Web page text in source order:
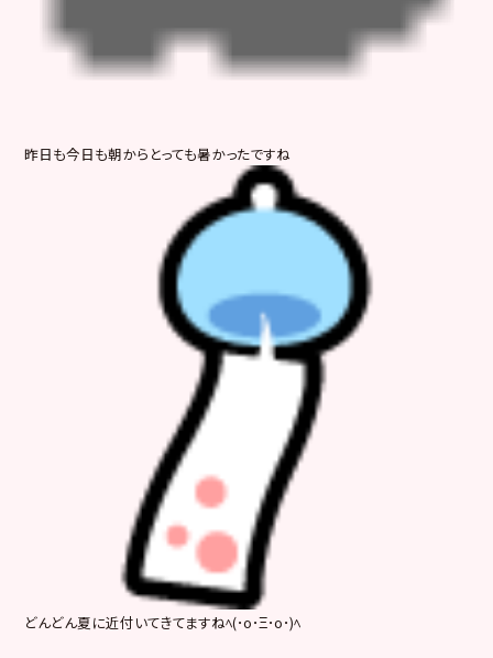
昨日も今日も朝からとっても暑かったですね
どんどん夏に近付いてきてますねﾍ(･o･Ξ･o･)ﾍ